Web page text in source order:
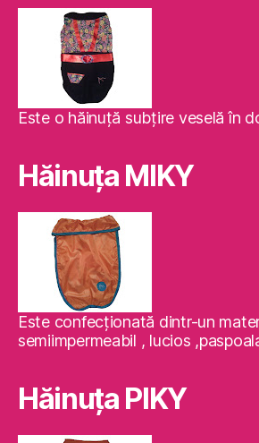
Este o hăinuţă subţire veselă în
Hăinuţa MIKY
Este confecţionată dintr-un
semiimpermeabil , lucios
Hăinuţa PIKY